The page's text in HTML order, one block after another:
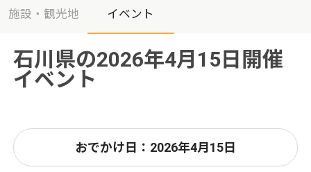
施設・観光地 イベント
石川県の2026年4月15日開催
イベント
おでかけ日：2026年4月15日